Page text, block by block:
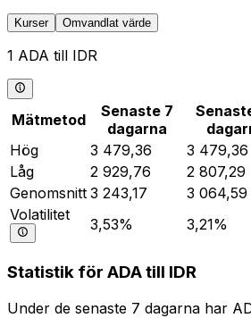
Kurser Omvandlat värde
1 ADA till IDR
Mätmetod
Senaste 7
dagarna
Hög
3 479,36 3 479,36
Låg
2 929,76 2 807,29
Genomsnitt 3 243,17 3 064,59
Volatilitet
3,53% 3,21%
Statistik för ADA till IDR
Under de senaste 7 dagarna har